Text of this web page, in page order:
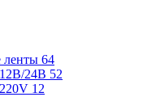
ленты 64
24В 52
12